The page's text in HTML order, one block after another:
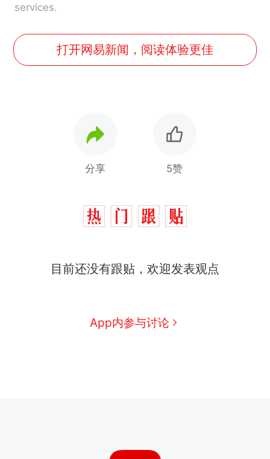
services.
打开网易新闻，阅读体验更佳
分享 5赞
目前还没有跟贴，欢迎发表观点
App内参与讨论